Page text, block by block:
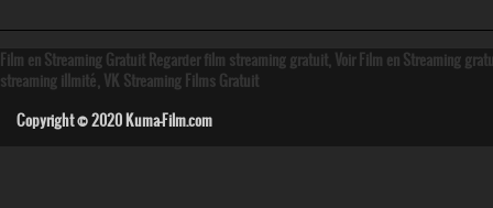
Film en Streaming Gratuit Regarder film streaming gratuit, Voir Film en Streaming
streaming illmité, VK Streaming Films Gratuit
Copyright © 2020Kuma-Film.com